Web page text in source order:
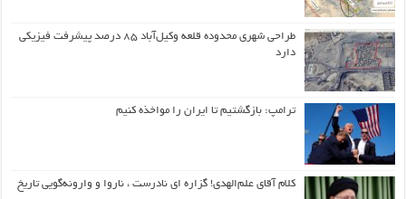
طراحی شهری محدوده قلعه وکیل‌آباد ۸۵ درصد پیشرفت فیزیکی
دارد
ترامپ: بازگشتیم تا ایران را مواخذه کنیم
کلام آقای علم‌الهدی! گزاره ای نادرست ، ناروا و وارونه‌گویی تاریخ